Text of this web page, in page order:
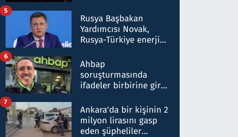
Rusya Başbakan
Yardımcısı Novak,
Rusya-Türkiye enerji
nitelikte olduğunu
belirtti
5
Ahbap
soruşturmasında
ifadeler birbirine girdi:
ifadelerinden ortaya
çıkan tablo şok etti
6
Ankara'da bir kişinin 2
milyon lirasını gasp
eden şüpheliler
7